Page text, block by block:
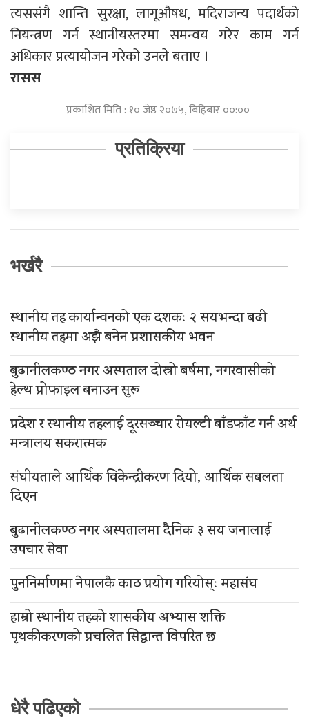
त्यससंगै शान्ति सुरक्षा, लागूऔषध, मदिराजन्य पदार्थको
नियन्त्रण गर्न स्थानीयस्तरमा समन्वय गरेर काम गर्न
अधिकार प्रत्यायोजन गरेको उनले बताए ।
रासस
प्रकाशित मिति : १० जेष्ठ २०७५, बिहिबार ००:००
प्रतिक्रिया
भर्खरै
स्थानीय तह कार्यान्वनको एक दशकः २ सयभन्दा बढी
स्थानीय तहमा अझै बनेन प्रशासकीय भवन
बुढानीलकण्ठ नगर अस्पताल दोस्रो बर्षमा, नगरवासीको
हेल्थ प्रोफाइल बनाउन सुरू
प्रदेश र स्थानीय तहलाई दूरसञ्चार रोयल्टी बाँडफाँट गर्न अर्थ
मन्त्रालय सकरात्मक
संघीयताले आर्थिक विकेन्द्रीकरण दियो, आर्थिक सबलता
दिएन
बुढानीलकण्ठ नगर अस्पतालमा दैनिक ३ सय जनालाई
उपचार सेवा
पुननिर्माणमा नेपालकै काठ प्रयोग गरियोस्ः महासंघ
हाम्रो स्थानीय तहको शासकीय अभ्यास शक्ति
पृथकीकरणको प्रचलित सिद्धान्त विपरित छ
धेरै पढिएको